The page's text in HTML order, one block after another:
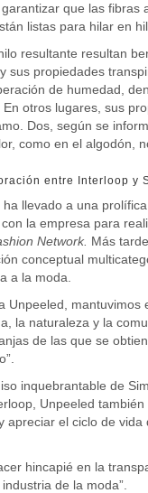
que las
listas para hilar en
resultante resultan
sus propiedades
de humedad,
otros lugares, sus
Dos, según se
como en el algodón,
entre Interloop y
ha llevado a una
la empresa para
Network. Más
conceptual
a la moda.
Unpeeled,
la naturaleza y la
de las que se
inquebrantable de
Unpeeled
apreciar el ciclo de
hincapié en la
de la moda”.